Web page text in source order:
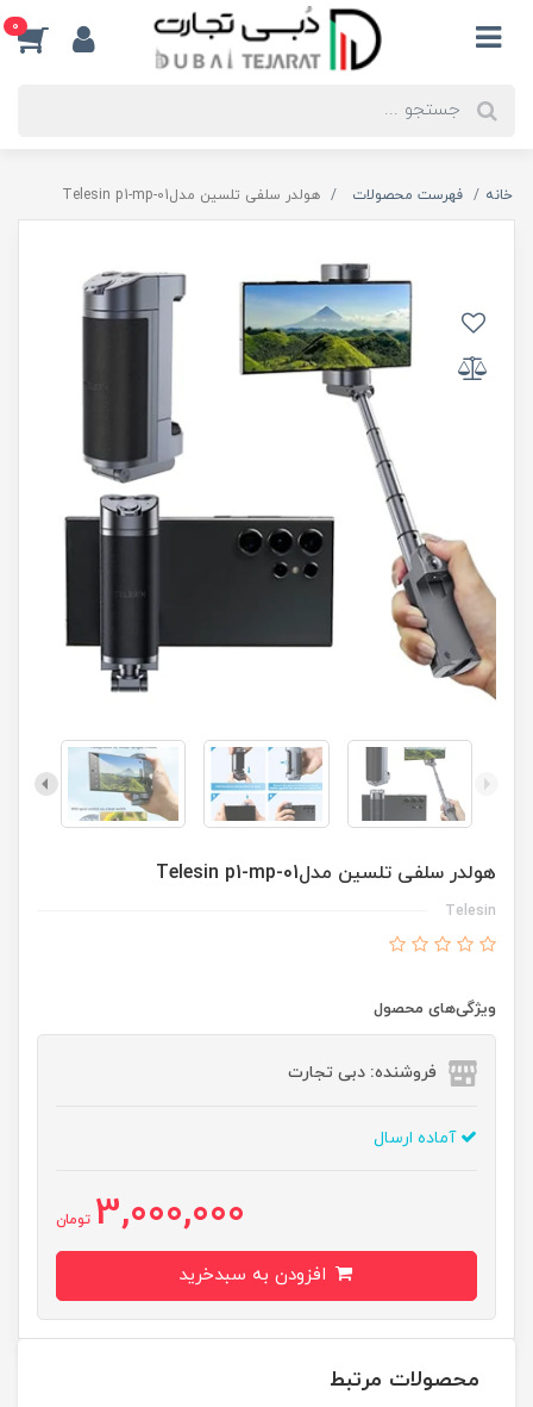
0
خانه فهرست محصولات هولدر سلفی تلسین مدلTelesin p1-mp-01
هولدر سلفی تلسین مدلTelesin p1-mp-01
Telesin
ویژگی‌های محصول
فروشنده: دبی تجارت
آماده ارسال
3,000,000 تومان
محصولات مرتبط